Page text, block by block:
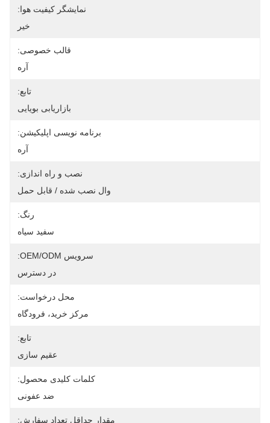
نمایشگر کیفیت هوا:
خیر
قالب خصوصی:
آره
تابع:
بازاریابی بویایی
برنامه نویسی اپلیکیشن:
آره
نصب و راه اندازی:
وال نصب شده / قابل حمل
رنگ:
سفید سیاه
سرویس OEM/ODM:
در دسترس
محل درخواست:
مرکز خرید، فرودگاه
تابع:
عقیم سازی
کلمات کلیدی محصول:
ضد عفونی
مقدار حداقل تعداد سفارش: